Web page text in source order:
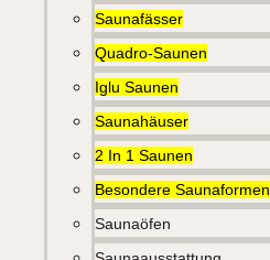
Saunafässer
Quadro-Saunen
Iglu Saunen
Saunahäuser
2 In 1 Saunen
Besondere Saunaformen
Saunaöfen